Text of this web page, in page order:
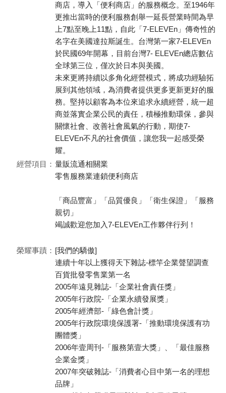
商店，導入「便利商店」的服務概念。至1946年
更推出當時的便利服務創舉一延長營業時間為早
上7點至晚上11點，自此「7-ELEVEn」傳奇性的
名字在美國達拉斯誕生。台灣第一家7-ELEVEn
於民國69年開幕，目前台灣7- ELEVEn總店數佔
全球第三位，僅次於日本與美國。
未來更將持續以多角化經營模式，將成功經驗拓
展到其他領域，為消費者提供更多更新更好的服
務。堅持以顧客為本位來追求永續經營，統一超
商並落實企業公民的責任，積極推動環保，參與
關懷社會、改善社會風氣的行動，期使7-
ELEVEn不凡的社會價值，讓您我一起感受榮
耀。
經營項目： 量販流通相關業
零售服務業連鎖便利商店
「商品豐富」「品質優良」「衛生保證」「服務
親切」
竭誠歡迎您加入7-ELEVEn工作夥伴行列！
榮耀事蹟： [我們的驕傲]
連續十年以上獲得天下雜誌-標竿企業聲望調查
百貨批發零售業第一名
2005年遠見雜誌-「企業社會責任獎」
2005年行政院-「企業永續發展獎」
2005年經濟部-「綠色會計獎」
2005年行政院環境保護署-「推動環境保護有功
團體獎」
2006年壹周刊-「服務第壹大獎」、「最佳服務
企業金獎」
2007年突破雜誌-「消費者心目中第一名的理想
品牌」